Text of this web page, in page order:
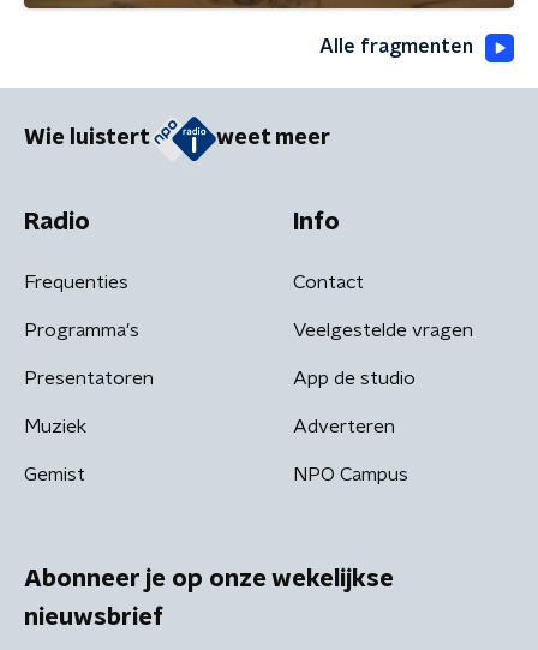
Alle fragmenten
Wie luistert weet meer
Radio
Frequenties
Programma's
Presentatoren
Muziek
Gemist
Info
Contact
Veelgestelde vragen
App de studio
Adverteren
NPO Campus
Abonneer je op onze wekelijkse
nieuwsbrief